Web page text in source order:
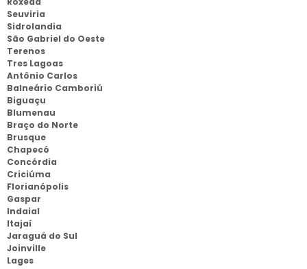
Seuviria
Sidrolandia
São Gabriel do Oeste
Terenos
Tres Lagoas
Antônio Carlos
Balneário Camboriú
Biguaçu
Blumenau
Braço do Norte
Brusque
Chapecó
Concórdia
Criciúma
Florianópolis
Gaspar
Indaial
Itajaí
Jaraguá do Sul
Joinville
Lages